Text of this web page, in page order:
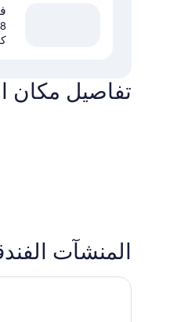
8 من الدقائق سيرًا على الأقدام
تفاصيل مكان
المنشآت
يونيون هوتل بورت